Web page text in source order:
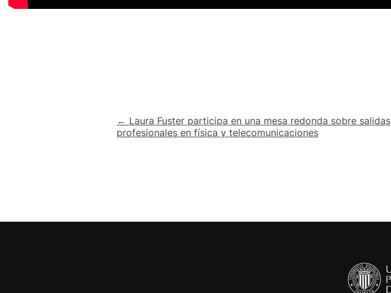
Navegación
de
← Laura Fuster participa en una mesa redonda sobre salidas
profesionales en física y telecomunicaciones